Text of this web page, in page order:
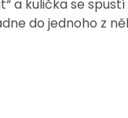
a kulička se
do jednoho z